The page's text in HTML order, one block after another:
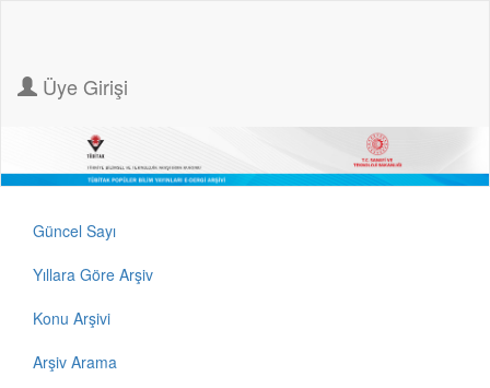
Üye Girişi
Güncel Sayı
Yıllara Göre Arşiv
Konu Arşivi
Arşiv Arama